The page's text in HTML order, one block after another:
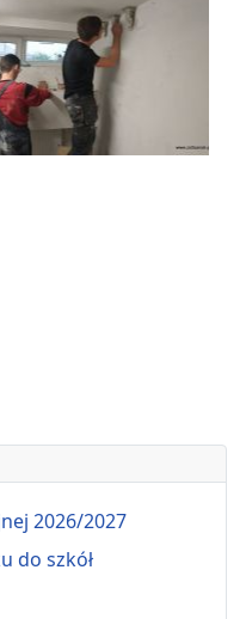
2026/2027
do szkół